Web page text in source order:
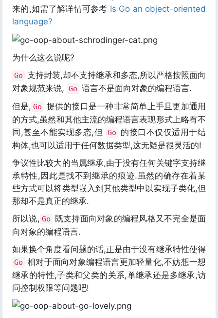
来的,如需了解详情可参考 Is Go an object-oriented
language?
为什么这么说呢?
Go 支持封装,却不支持继承和多态,所以严格按照面向
对象规范来说, Go 语言不是面向对象的编程语言.
但是, Go
提供的接口是一种非常简单上手且更加通用
的方式,虽然和其他主流的编程语言表现形式上略有不
同,甚至不能实现多态,但
Go
的接口不仅仅适用于结
构体,也可以适用于任何数据类型,这无疑是很灵活的!
争议性比较大的当属继承,由于没有任何关键字支持继
承特性,因此是找不到继承的痕迹.虽然的确存在着某
些方式可以将类型嵌入到其他类型中以实现子类化,但
那却不是真正的继承.
所以说, Go
既支持面向对象的编程风格又不完全是面
向对象的编程语言.
如果换个角度看问题的话,正是由于没有继承特性使得
Go 相对于面向对象编程语言更加轻量化,不妨想一想
继承的特性,子类和父类的关系,单继承还是多继承,访
问控制权限等问题吧!